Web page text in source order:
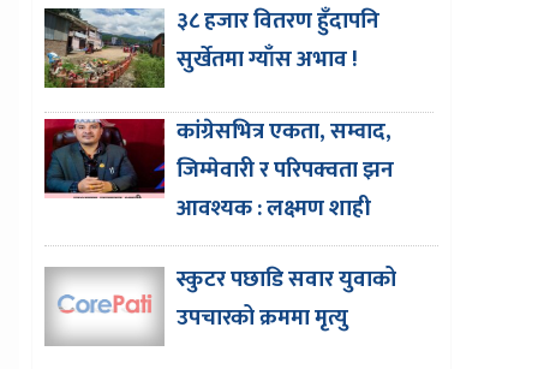
३८ हजार वितरण हुँदापनि
सुर्खेतमा ग्याँस अभाव !
कांग्रेसभित्र एकता, सम्वाद,
जिम्मेवारी र परिपक्वता झन
आवश्यक : लक्ष्मण शाही
स्कुटर पछाडि सवार युवाको
उपचारको क्रममा मृत्यु